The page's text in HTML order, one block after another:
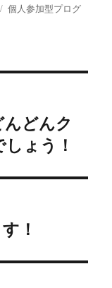
カ
個人参加型プログ
どんク
ょう！
！